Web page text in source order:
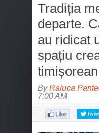
Tradiția
departe.
au ridicat
spațiu
ByRaluca
7:00 AM